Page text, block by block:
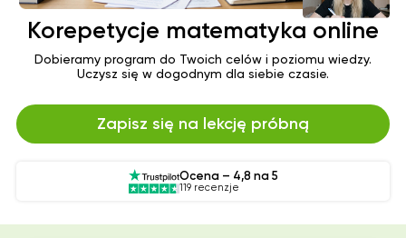
Korepetycje matematyka online
Dobieramy program do Twoich celów i poziomu wiedzy.
Uczysz się w dogodnym dla siebie czasie.
Zapisz się na lekcję próbną
Ocena – 4,8 na 5
119 recenzje